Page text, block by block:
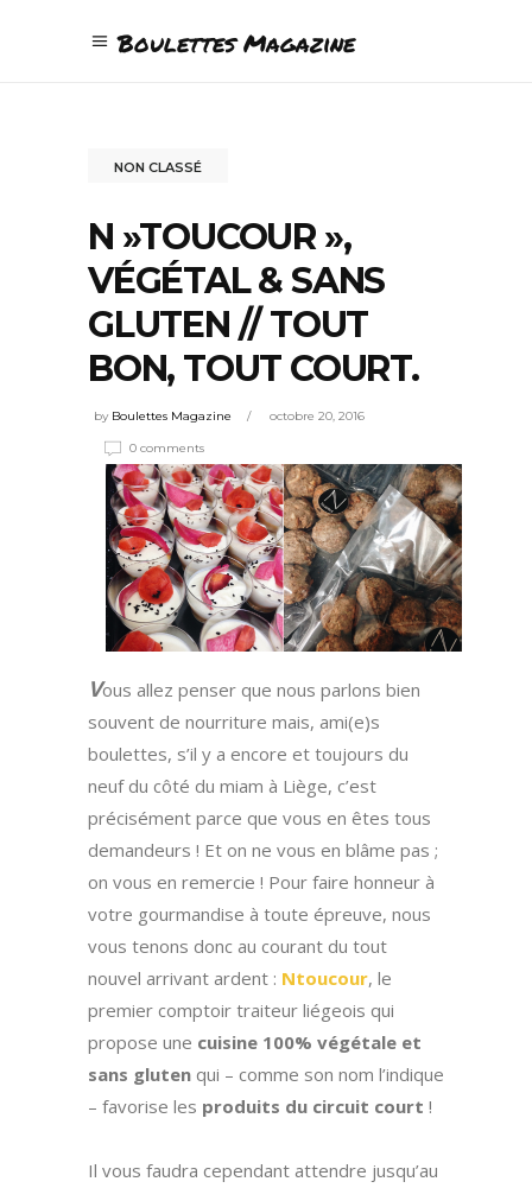
Boulettes Magazine
NON CLASSÉ
N »TOUCOUR »,
VÉGÉTAL & SANS
GLUTEN // TOUT
BON, TOUT COURT.
by Boulettes Magazine octobre 20, 2016
0 comments
Vous allez penser que nous parlons bien
souvent de nourriture mais, ami(e)s
boulettes, s’il y a encore et toujours du
neuf du côté du miam à Liège, c’est
précisément parce que vous en êtes tous
demandeurs ! Et on ne vous en blâme pas ;
on vous en remercie ! Pour faire honneur à
votre gourmandise à toute épreuve, nous
vous tenons donc au courant du tout
nouvel arrivant ardent : Ntoucour, le
premier comptoir traiteur liégeois qui
propose une cuisine 100% végétale et
sans gluten qui – comme son nom l’indique
– favorise les produits du circuit court !
Il vous faudra cependant attendre jusqu’au